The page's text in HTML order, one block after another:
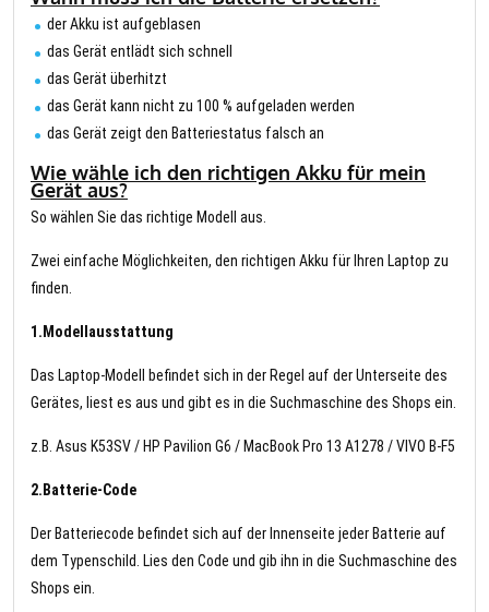
der Akku ist aufgeblasen
das Gerät entlädt sich schnell
das Gerät überhitzt
das Gerät kann nicht zu 100 % aufgeladen werden
das Gerät zeigt den Batteriestatus falsch an
Wie wähle ich den richtigen Akku für mein
Gerät aus?
So wählen Sie das richtige Modell aus.
Zwei einfache Möglichkeiten, den richtigen Akku für Ihren Laptop zu
finden.
1.Modellausstattung
Das Laptop-Modell befindet sich in der Regel auf der Unterseite des
Gerätes, liest es aus und gibt es in die Suchmaschine des Shops ein.
z.B. Asus K53SV / HP Pavilion G6 / MacBook Pro 13 A1278 / VIVO B-F5
2.Batterie-Code
Der Batteriecode befindet sich auf der Innenseite jeder Batterie auf
dem Typenschild. Lies den Code und gib ihn in die Suchmaschine des
Shops ein.